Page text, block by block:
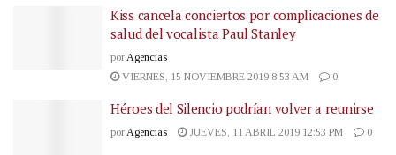
Kiss cancela conciertos por complicaciones de
salud del vocalista Paul Stanley
porAgencias
VIERNES, 15 NOVIEMBRE 2019 8:53 AM
0
Héroes del Silencio podrían volver a reunirse
porAgencias JUEVES, 11 ABRIL 2019 12:53 PM 0